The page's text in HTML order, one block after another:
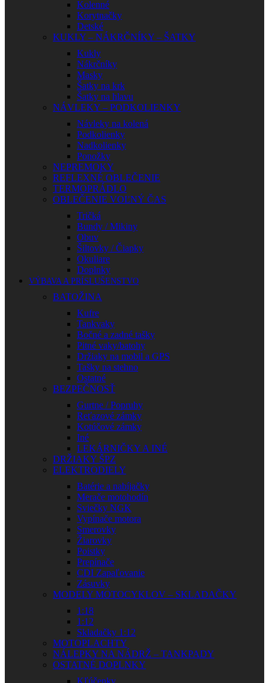
Kolenné
Korytnačky
Detské
KUKLY – NÁKRČNÍKY – ŠATKY
Kukly
Nákrčníky
Masky
Šatky na krk
Šatky na hlavu
NÁVLEKY – PODKOLIENKY
Návleky na kolená
Podkolienky
Nadkolienky
Ponožky
NEPREMOKY
REFLEXNÉ OBLEČENIE
TERMOPRÁDLO
OBLEČENIE VOĽNÝ ČAS
Tričká
Bundy / Mikiny
Obuv
Šiltovky / Čiapky
Okuliare
Doplnky
VÝBAVA A PRÍSLUŠENSTVO
BATOŽINA
Kufre
Tankvaky
Bočné a zadné tašky
Pitné vaky/batohy
Držiaky na mobil a GPS
Tašky na stehno
Ostatné
BEZPEČNOSŤ
Gurtne / Popruhy
Reťazové zámky
Kotúčové zámky
Iné
LEKÁRNIČKY A INÉ
DRŽIAKY ŠPZ
ELEKTRODIELY
Batérie a nabíjačky
Merače motohodín
Sviečky NGK
Vypínače motora
Smerovky
Žiarovky
Poistky
Prepínače
CDI Zapaľovanie
Zásuvky
MODELY MOTOCYKLOV – SKLADAČKY
1:18
1:12
Skladačky 1:12
MOTOPLACHTY
NÁLEPKY NA NÁDRŽ – TANKPADY
OSTATNÉ DOPLNKY